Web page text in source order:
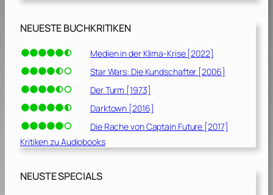
NEUESTE BUCHKRITIKEN
Medien in der Klima-Krise [2022]
Star Wars: Die Kundschafter [2006]
Der Turm [1973]
Darktown [2016]
Die Rache von Captain Future [2017]
Kritiken zu Audiobooks
NEUSTE SPECIALS